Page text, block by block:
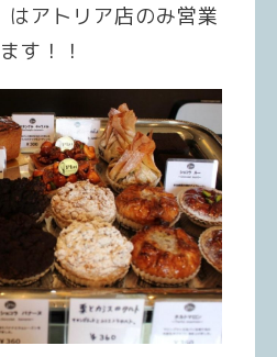
はアトリア店のみ営業
す！！